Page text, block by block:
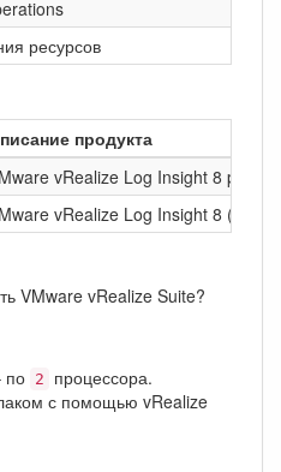
ресурсов
продукта
vRealize Log Insight 8 per
vRealize Log Insight 8 (25
VMware vRealize Suite?
по 2
процессора.
с помощью vRealize